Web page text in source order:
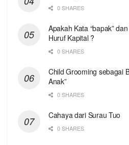
0 SHARES
Apakah Kata “bapak”
Huruf Kapital ?
0 SHARES
Child Grooming sebagai
Anak”
0 SHARES
Cahaya dari Surau Tuo
0 SHARES